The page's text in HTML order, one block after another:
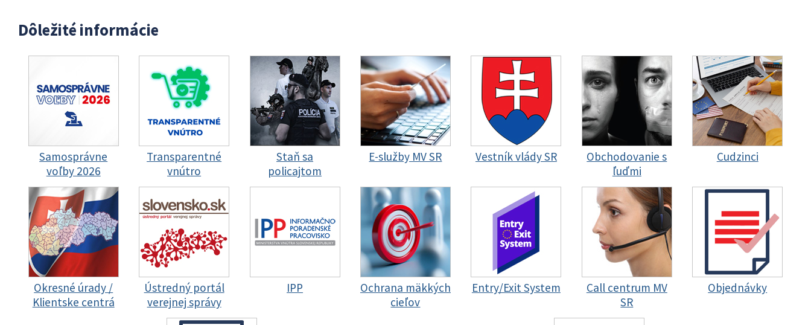
Dôležité informácie
Samosprávne
voľby 2026
Transparentné
vnútro
Staň sa
policajtom
E-služby MV SR Vestník vlády SR
Obchodovanie s
ľuďmi
Cudzinci
Okresné úrady /
Klientske centrá
Ústredný portál
verejnej správy
IPP
Ochrana mäkkých
cieľov
Entry/Exit System
Call centrum MV
SR
Objednávky